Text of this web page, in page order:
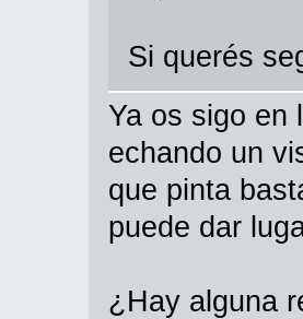
Si querés
Ya os sigo en
echando un
que pinta
puede dar
¿Hay alguna